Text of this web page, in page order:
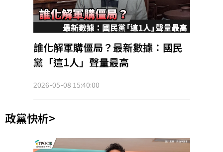
誰化解軍購僵局？最新數據：國民
黨「這1人」聲量最高
2026-05-08 15:40:00
政黨快析>